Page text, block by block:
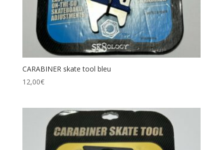
CARABINER skate tool bleu
12,00€